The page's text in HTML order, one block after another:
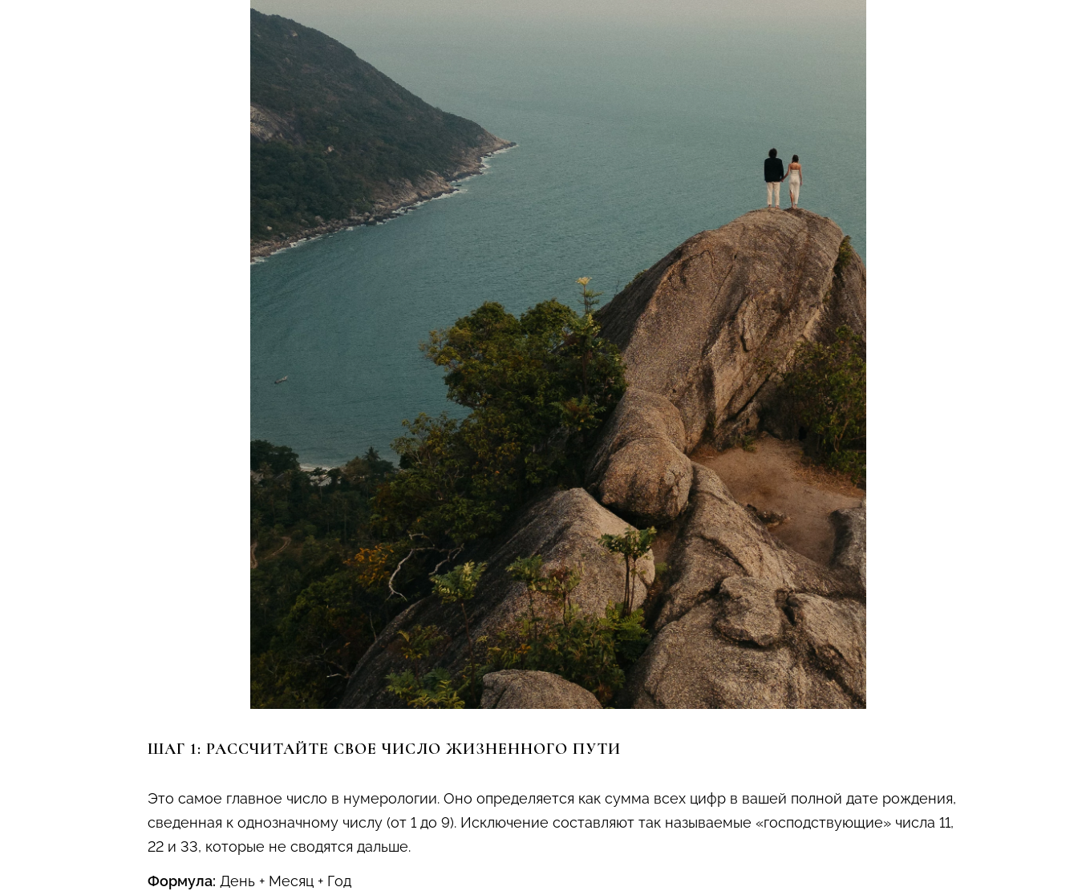
ШАГ 1: РАССЧИТАЙТЕ СВОЕ ЧИСЛО ЖИЗНЕННОГО ПУТИ
Это самое главное число в нумерологии. Оно определяется как сумма всех цифр в вашей полной дате рождения,
сведенная к однозначному числу (от 1 до 9). Исключение составляют так называемые «господствующие» числа 11,
22 и 33, которые не сводятся дальше.
Формула: День + Месяц + Год